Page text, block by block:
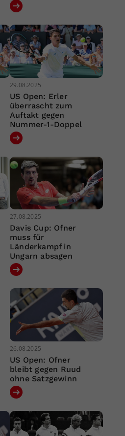
29.08.2025
US Open: Erler
überrascht zum
Auftakt gegen
Nummer-1-Doppel
27.08.2025
Davis Cup: Ofner
muss für
Länderkampf in
Ungarn absagen
26.08.2025
US Open: Ofner
bleibt gegen Ruud
ohne Satzgewinn